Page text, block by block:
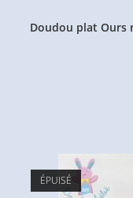
Doudou plat Ours
ÉPUISÉ